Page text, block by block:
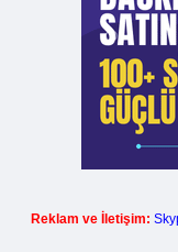
Reklam ve İletişim: